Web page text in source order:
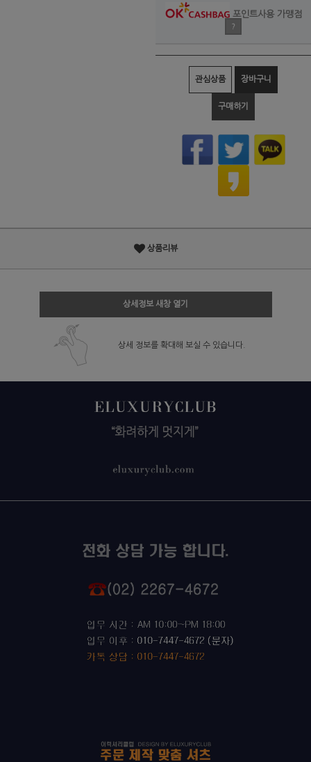
포인트사용 가맹점
?
관심상품 장바구니
구매하기
상품리뷰
상세정보 새창 열기
상세 정보를 확대해 보실 수 있습니다.